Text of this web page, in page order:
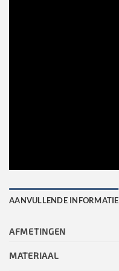
AANVULLENDE INFORMATIE
AFMETINGEN
MATERIAAL